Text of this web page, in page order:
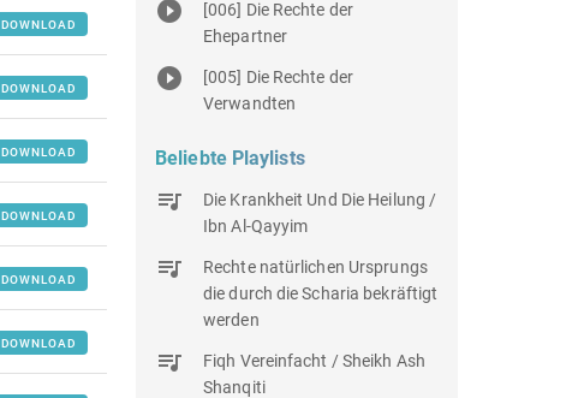
DOWNLOAD
DOWNLOAD
DOWNLOAD
DOWNLOAD
DOWNLOAD
DOWNLOAD
[006] Die Rechte der
Ehepartner
[005] Die Rechte der
Verwandten
Beliebte Playlists
Die Krankheit Und Die Heilung /
Ibn Al-Qayyim
Rechte natürlichen Ursprungs
die durch die Scharia bekräftigt
werden
Fiqh Vereinfacht / Sheikh Ash
Shanqiti